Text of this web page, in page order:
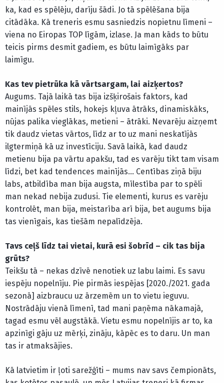
ka, kad es spēlēju, darīju šādi. Jo tā spēlēšana bija
citādāka. Kā treneris esmu sasniedzis nopietnu līmeni –
viena no Eiropas TOP līgām, izlase. Ja man kāds to būtu
teicis pirms desmit gadiem, es būtu laimīgāks par
laimīgu.
Kas tev pietrūka kā vārtsargam, lai aizķertos?
Augums. Tajā laikā tas bija izšķirošais faktors, kad
mainījās spēles stils, hokejs kļuva ātrāks, dinamiskāks,
nūjas palika vieglākas, metieni – ātrāki. Nevarēju aizņemt
tik daudz vietas vārtos, līdz ar to uz mani neskatījās
ilgtermiņā kā uz investīciju. Savā laikā, kad daudz
metienu bija pa vārtu apakšu, tad es varēju tikt tam visam
līdzi, bet kad tendences mainījās… Centības ziņā biju
labs, atbildība man bija augsta, mīlestība par to spēli
man nekad nebija zudusi. Tie elementi, kurus es varēju
kontrolēt, man bija, meistarība arī bija, bet augums bija
tas vienīgais, kas tiešām nepalīdzēja.
Tavs ceļš līdz tai vietai, kurā esi šobrīd – cik tas bija
grūts?
Teikšu tā – nekas dzīvē nenotiek uz labu laimi. Es savu
iespēju nopelnīju. Pie pirmās iespējas [2020./2021. gada
sezonā] aizbraucu uz ārzemēm un to vietu ieguvu.
Nostrādāju vienā līmenī, tad mani paņēma nākamajā,
tagad esmu vēl augstākā. Vietu esmu nopelnījis ar to, ka
apzinīgi gāju uz mērķi, zināju, kāpēc es to daru. Un man
tas ir atmaksājies.
Kā latvietim ir ļoti sarežģīti – mums nav savs čempionāts,